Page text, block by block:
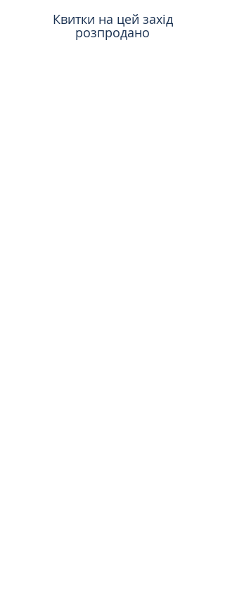
Квитки на цей захід
розпродано